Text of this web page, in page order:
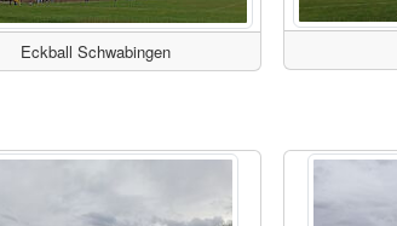
Eckball Schwabingen